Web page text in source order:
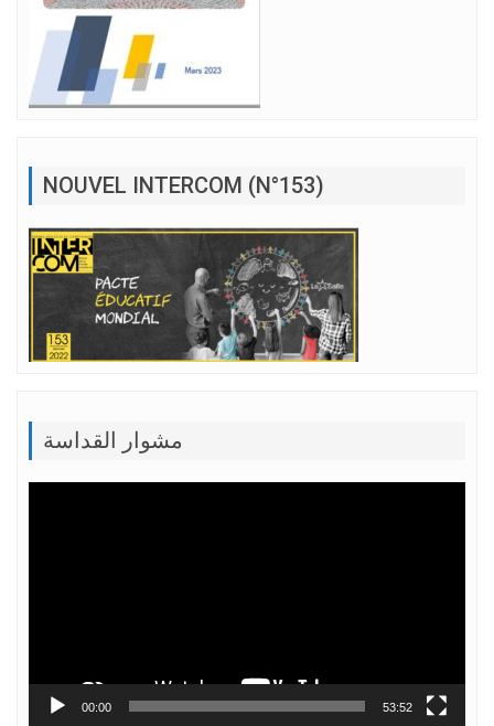
NOUVEL INTERCOM (N°153)
مشوار القداسة
00:00 53:52